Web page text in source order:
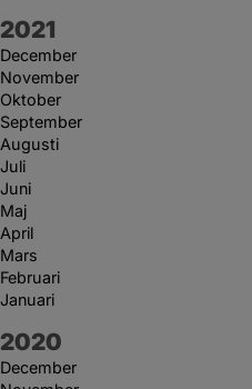
År:
2021
December
November
Oktober
September
Augusti
Juli
Juni
Maj
April
Mars
Februari
Januari
År:
2020
December